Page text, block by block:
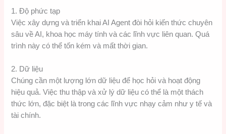
1. Độ phức tạp
Việc xây dựng và triển khai AI Agent đòi hỏi kiến thức chuyên
sâu về AI, khoa học máy tính và các lĩnh vực liên quan. Quá
trình này có thể tốn kém và mất thời gian.
2. Dữ liệu
Chúng cần một lượng lớn dữ liệu để học hỏi và hoạt động
hiệu quả. Việc thu thập và xử lý dữ liệu có thể là một thách
thức lớn, đặc biệt là trong các lĩnh vực nhạy cảm như y tế và
tài chính.